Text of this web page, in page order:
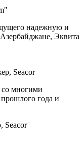
надежную и
Эквита
со многими
прошлого года и
Seacor